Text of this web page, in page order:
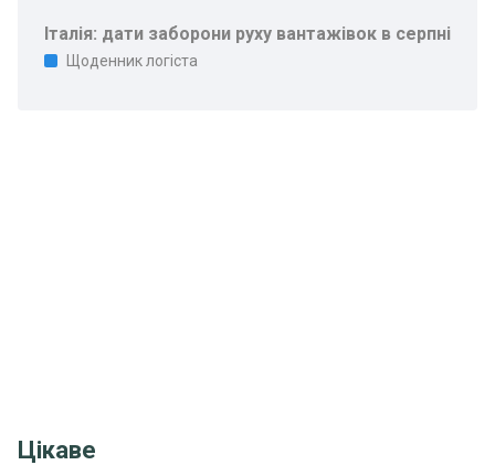
Італія: дати заборони руху вантажівок в серпні
Щоденник логіста
Цікаве